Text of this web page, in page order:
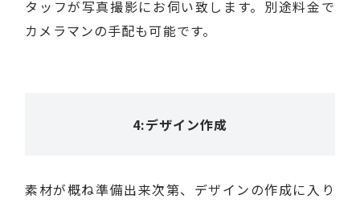
タッフが写真撮影にお伺い致します。別途料金で
カメラマンの手配も可能です。
4:デザイン作成
素材が概ね準備出来次第、デザインの作成に入り